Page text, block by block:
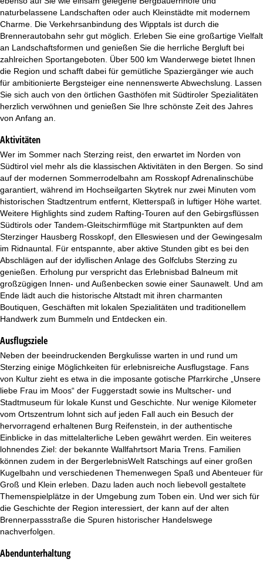
naturbelassene Landschaften oder auch Kleinstädte mit modernem
Charme. Die Verkehrsanbindung des Wipptals ist durch die
Brennerautobahn sehr gut möglich. Erleben Sie eine großartige Vielfalt
an Landschaftsformen und genießen Sie die herrliche Bergluft bei
zahlreichen Sportangeboten. Über 500 km Wanderwege bietet Ihnen
die Region und schafft dabei für gemütliche Spaziergänger wie auch
für ambitionierte Bergsteiger eine nennenswerte Abwechslung. Lassen
Sie sich auch von den örtlichen Gasthöfen mit Südtiroler Spezialitäten
herzlich verwöhnen und genießen Sie Ihre schönste Zeit des Jahres
von Anfang an.
Aktivitäten
Wer im Sommer nach Sterzing reist, den erwartet im Norden von
Südtirol viel mehr als die klassischen Aktivitäten in den Bergen. So sind
auf der modernen Sommerrodelbahn am Rosskopf Adrenalinschübe
garantiert, während im Hochseilgarten Skytrek nur zwei Minuten vom
historischen Stadtzentrum entfernt, Kletterspaß in luftiger Höhe wartet.
Weitere Highlights sind zudem Rafting-Touren auf den Gebirgsflüssen
Südtirols oder Tandem-Gleitschirmflüge mit Startpunkten auf dem
Sterzinger Hausberg Rosskopf, den Elleswiesen und der Gewingesalm
im Ridnauntal. Für entspannte, aber aktive Stunden gibt es bei den
Abschlägen auf der idyllischen Anlage des Golfclubs Sterzing zu
genießen. Erholung pur verspricht das Erlebnisbad Balneum mit
großzügigen Innen- und Außenbecken sowie einer Saunawelt. Und am
Ende lädt auch die historische Altstadt mit ihren charmanten
Boutiquen, Geschäften mit lokalen Spezialitäten und traditionellem
Handwerk zum Bummeln und Entdecken ein.
Ausflugsziele
Neben der beeindruckenden Bergkulisse warten in und rund um
Sterzing einige Möglichkeiten für erlebnisreiche Ausflugstage. Fans
von Kultur zieht es etwa in die imposante gotische Pfarrkirche „Unsere
liebe Frau im Moos“ der Fuggerstadt sowie ins Multscher- und
Stadtmuseum für lokale Kunst und Geschichte. Nur wenige Kilometer
vom Ortszentrum lohnt sich auf jeden Fall auch ein Besuch der
hervorragend erhaltenen Burg Reifenstein, in der authentische
Einblicke in das mittelalterliche Leben gewährt werden. Ein weiteres
lohnendes Ziel: der bekannte Wallfahrtsort Maria Trens. Familien
können zudem in der BergerlebnisWelt Ratschings auf einer großen
Kugelbahn und verschiedenen Themenwegen Spaß und Abenteuer für
Groß und Klein erleben. Dazu laden auch noch liebevoll gestaltete
Themenspielplätze in der Umgebung zum Toben ein. Und wer sich für
die Geschichte der Region interessiert, der kann auf der alten
Brennerpassstraße die Spuren historischer Handelswege
nachverfolgen.
Abendunterhaltung